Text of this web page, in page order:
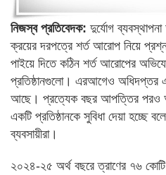
নিজস্ব প্রতিবেদক: দুর্যোগ
ক্রয়ের দরপত্রে শর্ত আরোপ নিয়ে প্রশ্ন
পাইয়ে দিতে কঠিন শর্ত আরোপের
প্রতিষ্ঠানগুলো। এরআগেও অধিদপ্তর
আছে। প্রত্যেক বছর আপত্তির পরও
একটি প্রতিষ্ঠানকে সুবিধা দেয়া হচ্ছে
ব্যবসায়ীরা।
২০২৪-২৫ অর্থ বছরে ত্রাণের ৭৬